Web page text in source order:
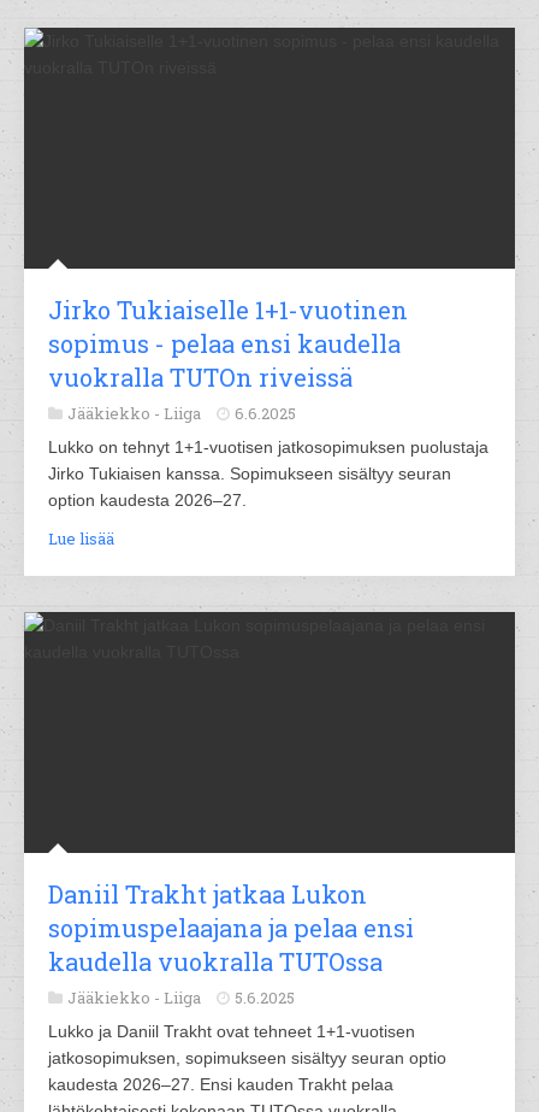
Jirko Tukiaiselle 1+1-vuotinen
sopimus - pelaa ensi kaudella
vuokralla TUTOn riveissä
Jääkiekko - Liiga 6.6.2025
Lukko on tehnyt 1+1-vuotisen jatkosopimuksen puolustaja
Jirko Tukiaisen kanssa. Sopimukseen sisältyy seuran
option kaudesta 2026–27.
Lue lisää
Daniil Trakht jatkaa Lukon
sopimuspelaajana ja pelaa ensi
kaudella vuokralla TUTOssa
Jääkiekko - Liiga 5.6.2025
Lukko ja Daniil Trakht ovat tehneet 1+1-vuotisen
jatkosopimuksen, sopimukseen sisältyy seuran optio
kaudesta 2026–27. Ensi kauden Trakht pelaa